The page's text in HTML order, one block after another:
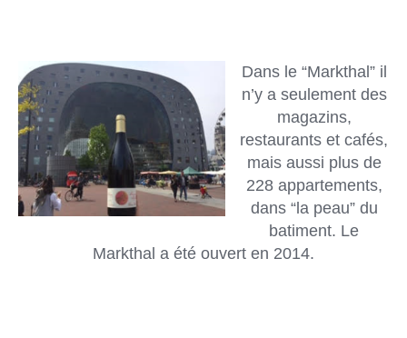
Dans le “Markthal” il
n’y a seulement des
magazins,
restaurants et cafés,
mais aussi plus de
228 appartements,
dans “la peau” du
batiment. Le
Markthal a été ouvert en 2014.